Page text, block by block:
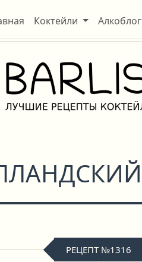
Коктейли Алкоблог
РЕЦЕПТ №1316